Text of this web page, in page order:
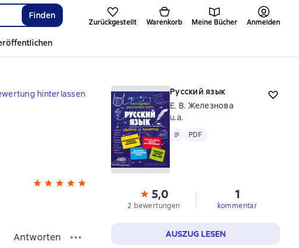
Finden
Zurückgestellt Warenkorb Meine Bücher Anmelden
hinterlassen
Antworten
Русский язык
Е. В. Железнова
u.a.
Text PDF
PDF
5,0
2 bewertungen
1
kommentar
AUSZUG LESEN